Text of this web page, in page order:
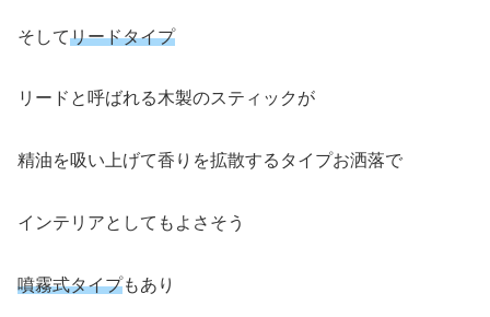
そしてリードタイプ
リードと呼ばれる木製のスティックが
精油を吸い上げて香りを拡散するタイプお洒落で
インテリアとしてもよさそう
噴霧式タイプもあり